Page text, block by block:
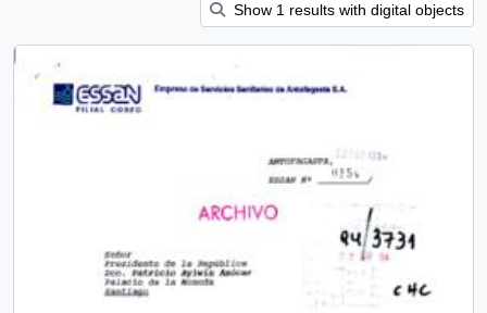
Show 1 results with digital objects